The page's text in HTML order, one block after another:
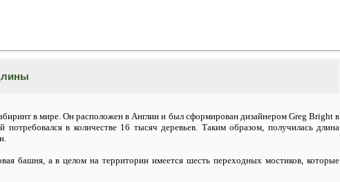
в мире. Он расположен в Англии и был сформирован дизайнером Greg Bright в
потребовался в количестве 16 тысяч деревьев. Таким образом, получилась длина
башня, а в целом на территории имеется шесть переходных мостиков, которые